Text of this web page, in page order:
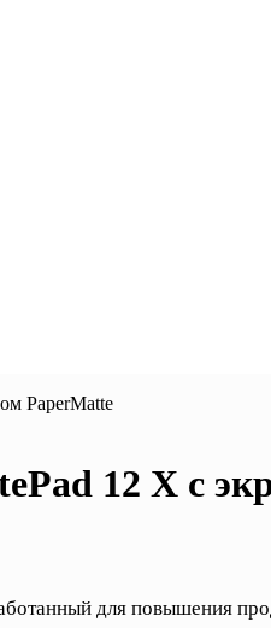
PaperMatte
12 X с
для повышения